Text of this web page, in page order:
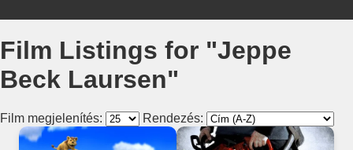
Film Listings for "Jeppe
Beck Laursen"
Film megjelenítés: Rendezés: